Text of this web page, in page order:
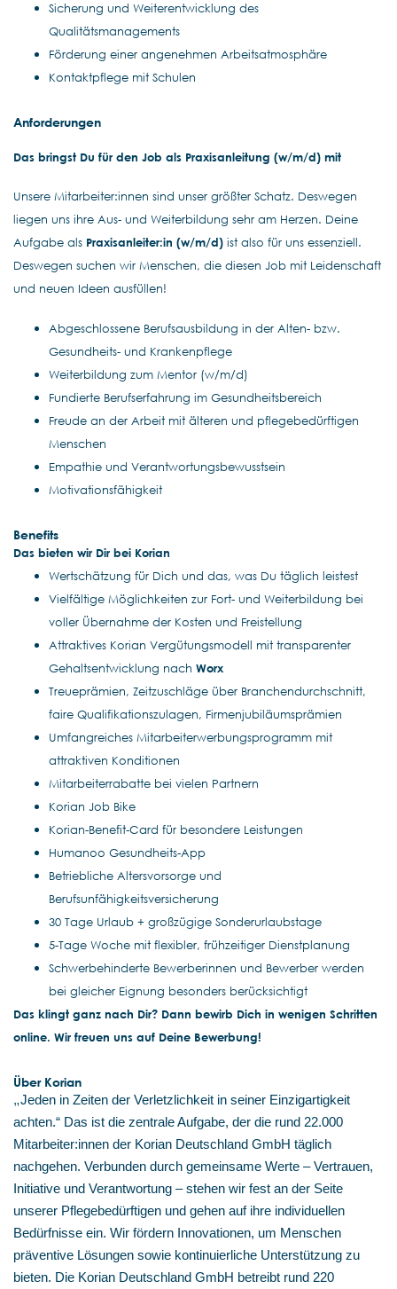
Sicherung und Weiterentwicklung des
Qualitätsmanagements
Förderung einer angenehmen Arbeitsatmosphäre
Kontaktpflege mit Schulen
Anforderungen
Das bringst Du für den Job als Praxisanleitung (w/m/d) mit
Unsere Mitarbeiter:innen sind unser größter Schatz. Deswegen
liegen uns ihre Aus- und Weiterbildung sehr am Herzen. Deine
Aufgabe als Praxisanleiter:in (w/m/d) ist also für uns essenziell.
Deswegen suchen wir Menschen, die diesen Job mit Leidenschaft
und neuen Ideen ausfüllen!
Abgeschlossene Berufsausbildung in der Alten- bzw.
Gesundheits- und Krankenpflege
Weiterbildung zum Mentor (w/m/d)
Fundierte Berufserfahrung im Gesundheitsbereich
Freude an der Arbeit mit älteren und pflegebedürftigen
Menschen
Empathie und Verantwortungsbewusstsein
Motivationsfähigkeit
Benefits
Das bieten wir Dir bei Korian
Wertschätzung für Dich und das, was Du täglich leistest
Vielfältige Möglichkeiten zur Fort- und Weiterbildung bei
voller Übernahme der Kosten und Freistellung
Attraktives Korian Vergütungsmodell mit transparenter
Gehaltsentwicklung nach Worx
Treueprämien, Zeitzuschläge über Branchendurchschnitt,
faire Qualifikationszulagen, Firmenjubiläumsprämien
Umfangreiches Mitarbeiterwerbungsprogramm mit
attraktiven Konditionen
Mitarbeiterrabatte bei vielen Partnern
Korian Job Bike
Korian-Benefit-Card für besondere Leistungen
Humanoo Gesundheits-App
Betriebliche Altersvorsorge und
Berufsunfähigkeitsversicherung
30 Tage Urlaub + großzügige Sonderurlaubstage
5-Tage Woche mit flexibler, frühzeitiger Dienstplanung
Schwerbehinderte Bewerberinnen und Bewerber werden
bei gleicher Eignung besonders berücksichtigt
Das klingt ganz nach Dir? Dann bewirb Dich in wenigen Schritten
online. Wir freuen uns auf Deine Bewerbung!
Über Korian
„Jeden in Zeiten der Verletzlichkeit in seiner Einzigartigkeit
achten.“ Das ist die zentrale Aufgabe, der die rund 22.000
Mitarbeiter:innen der Korian Deutschland GmbH täglich
nachgehen. Verbunden durch gemeinsame Werte – Vertrauen,
Initiative und Verantwortung – stehen wir fest an der Seite
unserer Pflegebedürftigen und gehen auf ihre individuellen
Bedürfnisse ein. Wir fördern Innovationen, um Menschen
präventive Lösungen sowie kontinuierliche Unterstützung zu
bieten. Die Korian Deutschland GmbH betreibt rund 220